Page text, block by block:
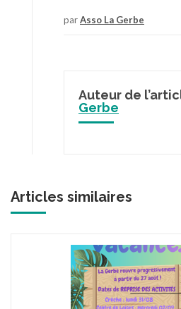
parAsso La Gerbe
Auteur de
Gerbe
Articles similaires